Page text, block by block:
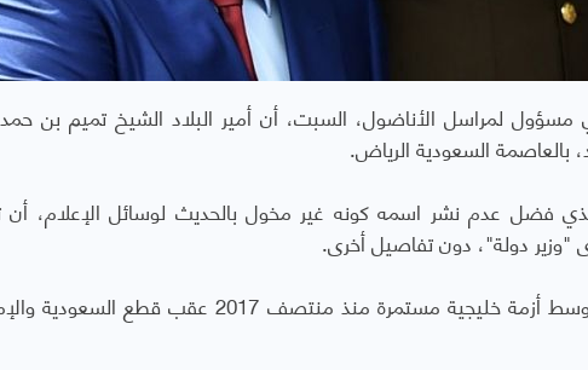
لمراسل الأناضول، السبت، أن أمير البلاد الشيخ تميم بن
فضل عدم نشر اسمه كونه غير مخول بالحديث لوسائل الإعلام، أن
دولة"، دون تفاصيل أخرى.
وتأتي قمة الرياض وسط أزمة خليجية مستمرة منذ